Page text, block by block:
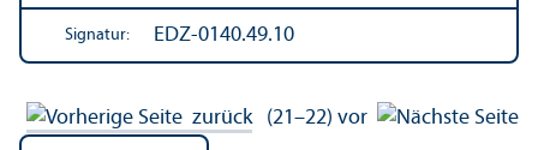
Signatur: EDZ-0140.49.10
zurück(21–22) vor